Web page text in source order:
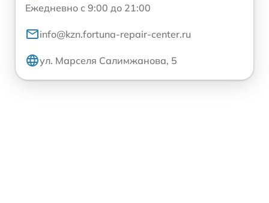
Ежедневно с 9:00 до 21:00
info@kzn.fortuna-repair-center.ru
ул. Марселя Салимжанова, 5